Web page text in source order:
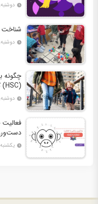
دوشنبه, ۵ مرداد
شناخت
دوشنبه, ۵ مرداد
چگونه
(HSC) کمک کنیم؟
دوشنبه, ۵ مرداد
دوم + 10 کاربرگ فعالیت
یکشنبه, ۲